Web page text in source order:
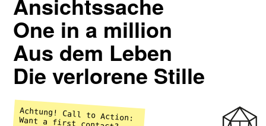
One in a million
Aus dem Leben
Die verlorene Stille
Achtung! Call to Action: